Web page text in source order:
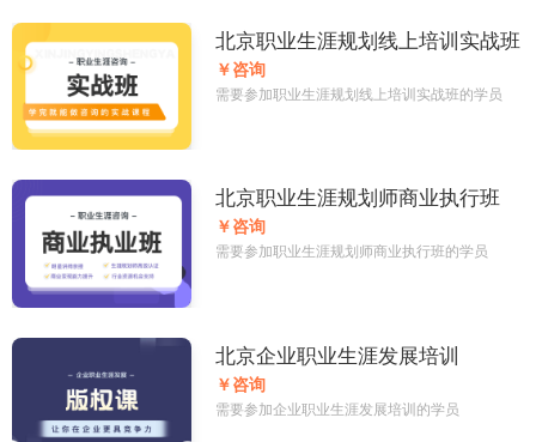
北京职业生涯规划线上培训实战班
￥咨询
需要参加职业生涯规划线上培训实战班的学员
北京职业生涯规划师商业执行班
￥咨询
需要参加职业生涯规划师商业执行班的学员
北京企业职业生涯发展培训
￥咨询
需要参加企业职业生涯发展培训的学员